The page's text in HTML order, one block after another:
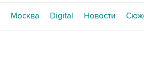
Москва Digital Новости